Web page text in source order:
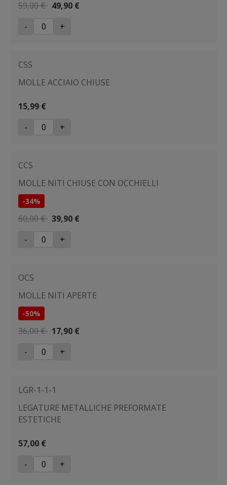
59,00 € 49,90 €
-
+
CSS
MOLLE ACCIAIO CHIUSE
15,99 €
-
+
CCS
MOLLE NITI CHIUSE CON OCCHIELLI
-34%
60,00 € 39,90 €
-
+
OCS
MOLLE NITI APERTE
-50%
36,00 € 17,90 €
-
+
LGR-1-1-1
LEGATURE METALLICHE PREFORMATE
ESTETICHE
57,00 €
-
+